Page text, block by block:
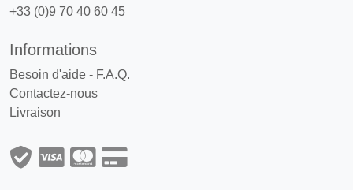
+33 (0)9 70 40 60 45
Informations
Besoin d'aide - F.A.Q.
Contactez-nous
Livraison